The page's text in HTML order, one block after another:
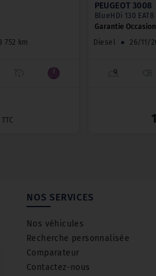
752 km
TTC
PEUGEOT 3008
BlueHDi 130
Garantie
Diesel
● 26/11/
NOS SERVICES
Nos véhicules
Recherche personnalisée
Comparateur
Contactez-nous